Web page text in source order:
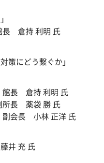
長 倉持 利明 氏
策にどう繋ぐか」
館長 倉持 利明 氏
所長 薬袋 勝 氏
副会長 小林 正洋 氏
井 充 氏